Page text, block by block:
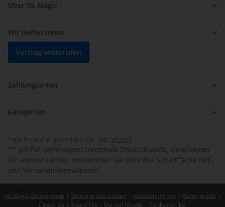
Über Its Magic
Wir helfen Ihnen
Vertrag widerrufen
Zahlungsarten
Kategorien
* Alle Preise inkl. gesetzlicher USt., zzgl. Versand
** gilt für Lieferungen innerhalb Deutschlands, Lieferzeiten
für andere Länder entnehmen Sie bitte der Schaltfläche mit
den Versandinformationen
Its Magic Zaubershop | Zaubertricks kaufen | zaubern lernen | Kartentricks |
Close-Up | Stand-Up | Mental-Magie | Zauberartikel